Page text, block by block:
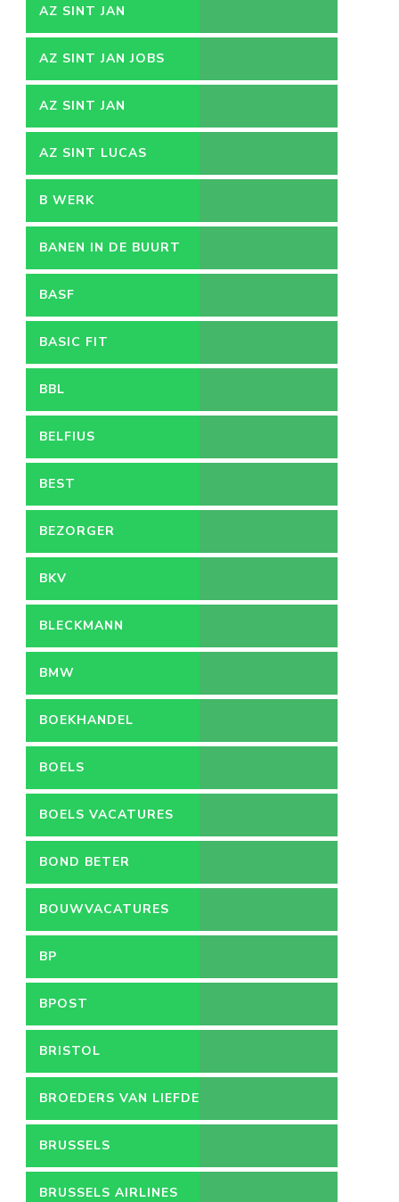
AZ SINT JAN
AZ SINT JAN JOBS
AZ SINT JAN
VACATURES
AZ SINT LUCAS
B WERK
BANEN IN DE BUURT
BASF
BASIC FIT
BBL
BELFIUS
BEST
BEZORGER
BKV
BLECKMANN
BMW
BOEKHANDEL
BOELS
BOELS VACATURES
BOND BETER
LEEFMILIEU
BOUWVACATURES
BP
BPOST
BRISTOL
BROEDERS VAN LIEFDE
BRUSSELS
BRUSSELS AIRLINES